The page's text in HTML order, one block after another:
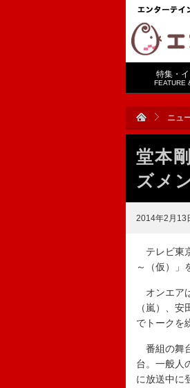
特集・
FEATURE
ニュ
堂本
ズメ
2014年2月13
テレビ東
～（仮）」
オンエア
（嵐）、
でトークを
番組の舞
台。一般人
に放送中に